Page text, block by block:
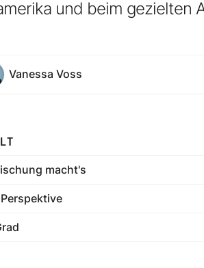
und beim gezielten
Vanessa Voss
macht's